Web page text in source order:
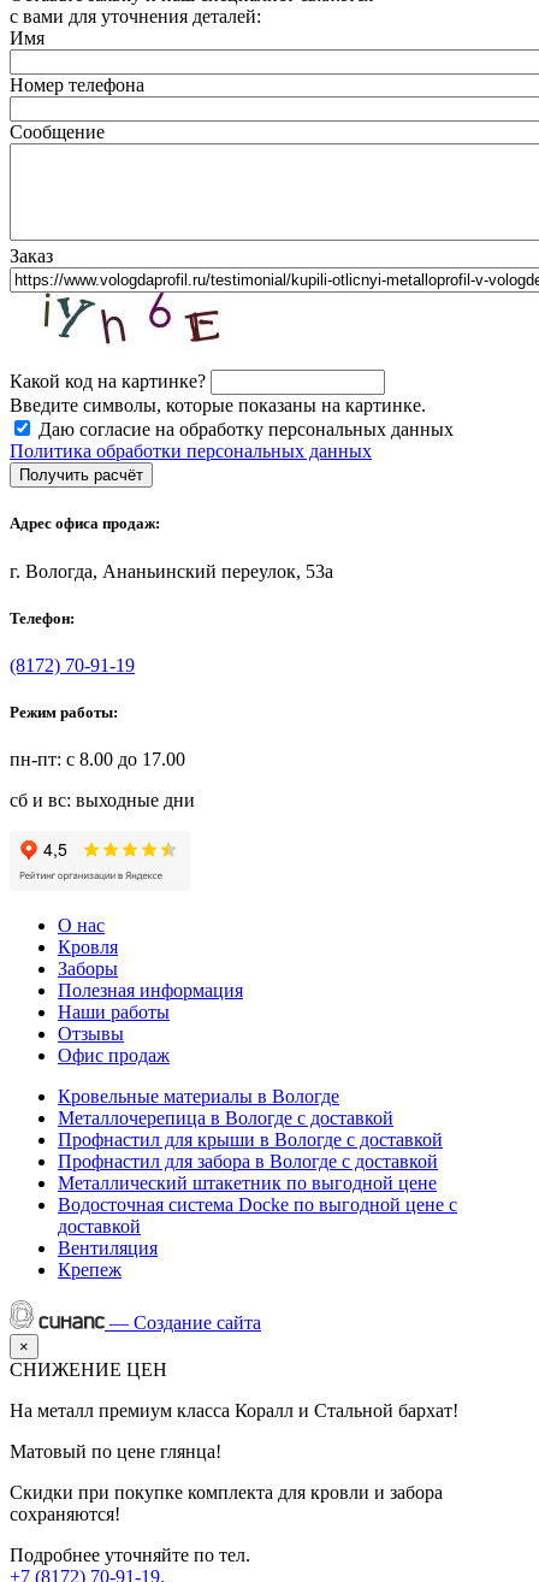
с вами для уточнения деталей:
Имя
Номер телефона
Сообщение
Заказ
Какой код на картинке?
Введите символы, которые показаны на картинке.
Даю согласие на обработку персональных данных
Политика обработки персональных данных
Адрес офиса продаж:
г. Вологда, Ананьинский переулок, 53a
Телефон:
(8172) 70-91-19
Режим работы:
пн-пт: с 8.00 до 17.00
сб и вс: выходные дни
О нас
Кровля
Заборы
Полезная информация
Наши работы
Отзывы
Офис продаж
Кровельные материалы в Вологде
Металлочерепица в Вологде с доставкой
Профнастил для крыши в Вологде с доставкой
Профнастил для забора в Вологде с доставкой
Металлический штакетник по выгодной цене
Водосточная система Docke по выгодной цене с
доставкой
Вентиляция
Крепеж
— Создание сайта
×
СНИЖЕНИЕ ЦЕН
На металл премиум класса Коралл и Стальной бархат!
Матовый по цене глянца!
Скидки при покупке комплекта для кровли и забора
сохраняются!
Подробнее уточняйте по тел.
+7 (8172) 70-91-19.